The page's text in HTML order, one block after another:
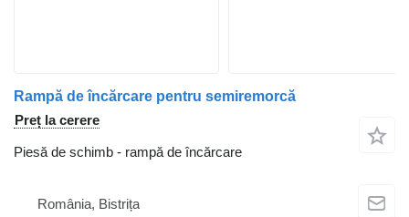
Rampă de încărcare pentru semiremorcă
Preț la cerere
Piesă de schimb - rampă de încărcare
România, Bistrița